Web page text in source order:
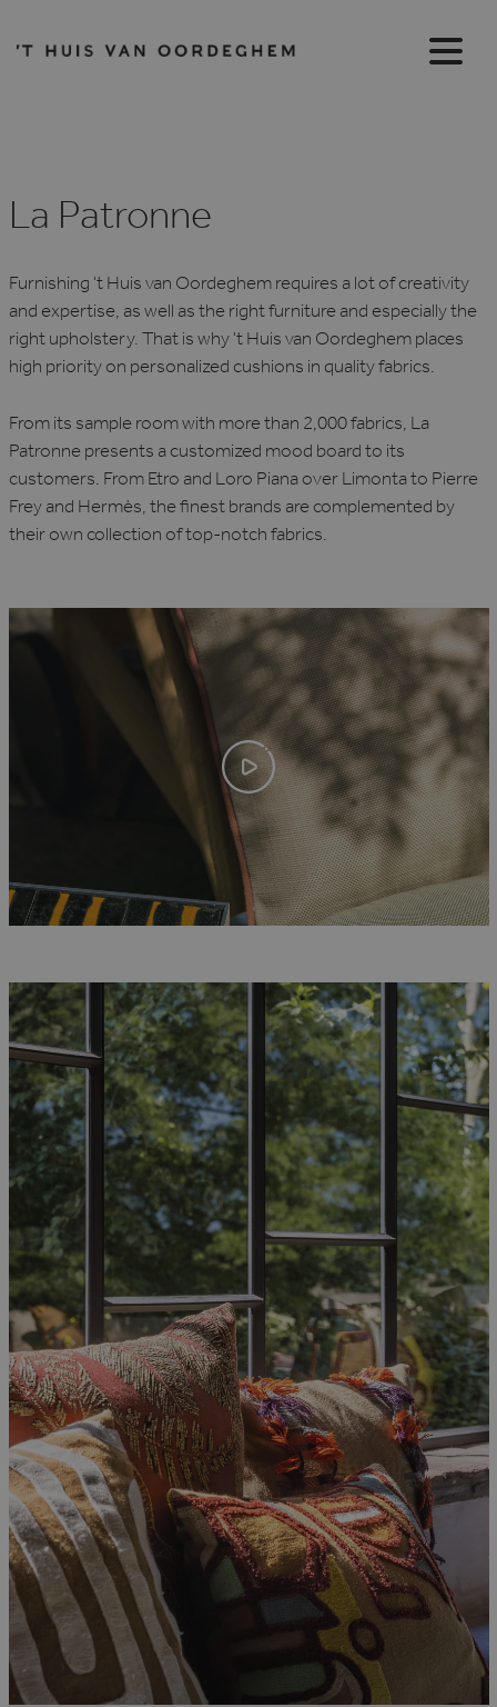
La Patronne
Furnishing 't Huis van Oordeghem requires a lot of creativity
and expertise, as well as the right furniture and especially the
right upholstery. That is why 't Huis van Oordeghem places
high priority on personalized cushions in quality fabrics.
From its sample room with more than 2,000 fabrics, La
Patronne presents a customized mood board to its
customers. From Etro and Loro Piana over Limonta to Pierre
Frey and Hermès, the finest brands are complemented by
their own collection of top-notch fabrics.